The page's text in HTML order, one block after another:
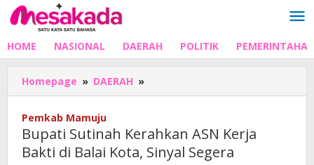
Lewati
ke
HOME NASIONAL DAERAH POLITIK
Homepage » DAERAH »
Sutinah
Kerja
Bakti
Pemkab Mamuju
Bupati Sutinah Kerahkan ASN Kerja
Bakti di Balai Kota, Sinyal Segera